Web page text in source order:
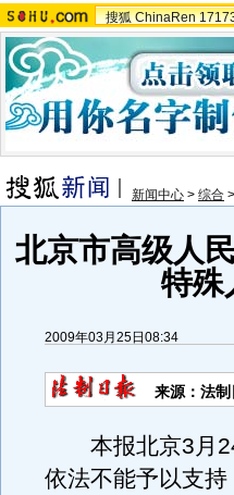
搜狐 ChinaRen
新闻中心 > 综合 >
北京市高级人
特殊
2009年03月25日08:34
来源：法制
本报北京3月24
依法不能予以支